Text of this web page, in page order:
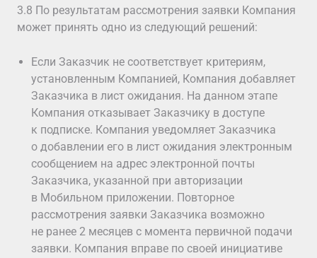
3.8 По результатам рассмотрения заявки Компания
может принять одно из следующий решений:
Если Заказчик не соответствует критериям,
установленным Компанией, Компания добавляет
Заказчика в лист ожидания. На данном этапе
Компания отказывает Заказчику в доступе
к подписке. Компания уведомляет Заказчика
о добавлении его в лист ожидания электронным
сообщением на адрес электронной почты
Заказчика, указанной при авторизации
в Мобильном приложении. Повторное
рассмотрения заявки Заказчика возможно
не ранее 2 месяцев с момента первичной подачи
заявки. Компания вправе по своей инициативе